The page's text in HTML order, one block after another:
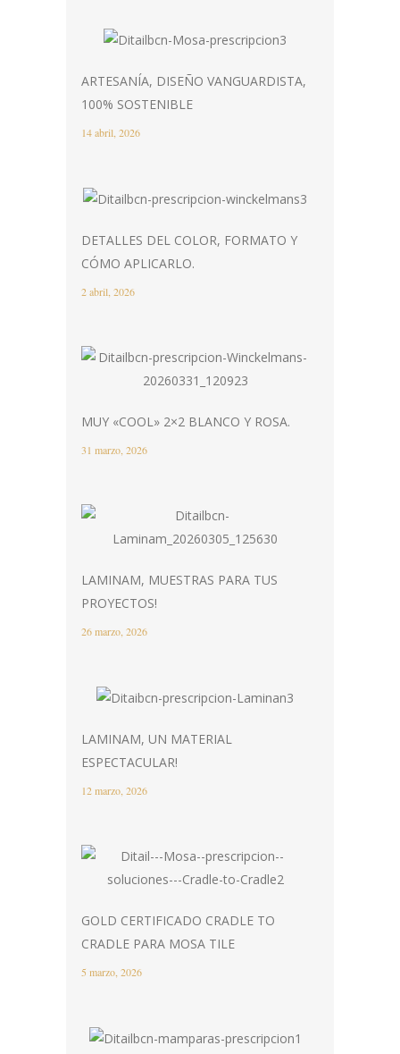
ARTESANÍA, DISEÑO VANGUARDISTA,
100% SOSTENIBLE
14 abril, 2026
DETALLES DEL COLOR, FORMATO Y
CÓMO APLICARLO.
2 abril, 2026
MUY «COOL» 2×2 BLANCO Y ROSA.
31 marzo, 2026
LAMINAM, MUESTRAS PARA TUS
PROYECTOS!
26 marzo, 2026
LAMINAM, UN MATERIAL
ESPECTACULAR!
12 marzo, 2026
GOLD CERTIFICADO CRADLE TO
CRADLE PARA MOSA TILE
5 marzo, 2026